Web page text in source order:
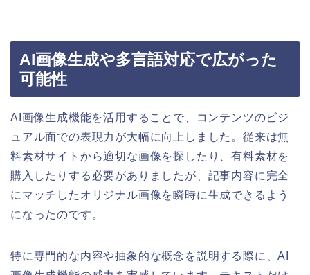
AI画像生成や多言語対応で広がった
可能性
AI画像生成機能を活用することで、コンテンツのビジ
ュアル面での表現力が大幅に向上しました。従来は無
料素材サイトから適切な画像を探したり、有料素材を
購入したりする必要がありましたが、記事内容に完全
にマッチしたオリジナル画像を瞬時に生成できるよう
になったのです。
特に専門的な内容や抽象的な概念を説明する際に、AI